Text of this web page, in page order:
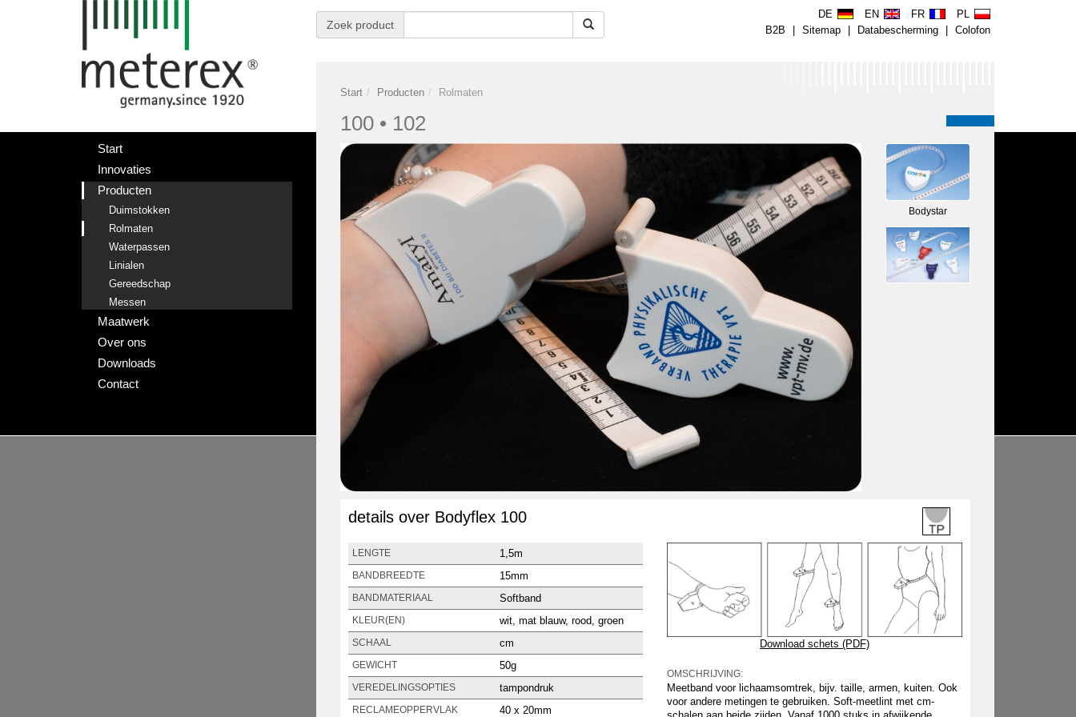
DE EN FR
PL
B2B
Sitemap Databescherming Colofon
Zoek product
Start
Innovaties
Producten
Duimstokken
Rolmaten
Waterpassen
Linialen
Gereedschap
Messen
Maatwerk
Over ons
Downloads
Contact
Start Producten Rolmaten
100 • 102
Bodystar
details over Bodyflex 100
LENGTE 1,5m
BANDBREEDTE 15mm
BANDMATERIAAL Softband
KLEUR(EN) wit, mat blauw, rood, groen
SCHAAL cm
GEWICHT 50g
VEREDELINGSOPTIES tampondruk
RECLAMEOPPERVLAK
40 x 20mm
Download schets (PDF)
OMSCHRIJVING:
Meetband voor lichaamsomtrek, bijv. taille, armen, kuiten. Ook
voor andere metingen te gebruiken. Soft-meetlint met cm-